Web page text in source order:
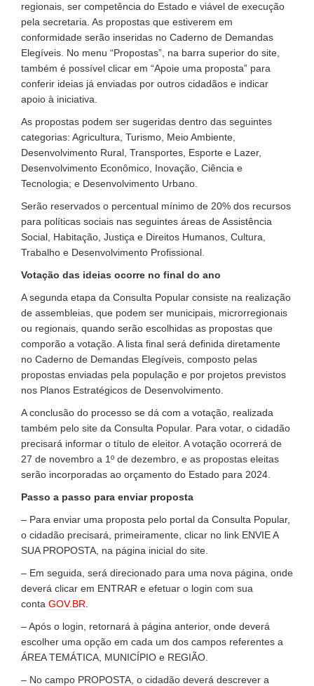
regionais, ser competência do Estado e viável de execução
pela secretaria. As propostas que estiverem em
conformidade serão inseridas no Caderno de Demandas
Elegíveis. No menu “Propostas”, na barra superior do site,
também é possível clicar em “Apoie uma proposta” para
conferir ideias já enviadas por outros cidadãos e indicar
apoio à iniciativa.
As propostas podem ser sugeridas dentro das seguintes
categorias: Agricultura, Turismo, Meio Ambiente,
Desenvolvimento Rural, Transportes, Esporte e Lazer,
Desenvolvimento Econômico, Inovação, Ciência e
Tecnologia; e Desenvolvimento Urbano.
Serão reservados o percentual mínimo de 20% dos recursos
para políticas sociais nas seguintes áreas de Assistência
Social, Habitação, Justiça e Direitos Humanos, Cultura,
Trabalho e Desenvolvimento Profissional.
Votação das ideias ocorre no final do ano
A segunda etapa da Consulta Popular consiste na realização
de assembleias, que podem ser municipais, microrregionais
ou regionais, quando serão escolhidas as propostas que
comporão a votação. A lista final será definida diretamente
no Caderno de Demandas Elegíveis, composto pelas
propostas enviadas pela população e por projetos previstos
nos Planos Estratégicos de Desenvolvimento.
A conclusão do processo se dá com a votação, realizada
também pelo site da Consulta Popular. Para votar, o cidadão
precisará informar o título de eleitor. A votação ocorrerá de
27 de novembro a 1º de dezembro, e as propostas eleitas
serão incorporadas ao orçamento do Estado para 2024.
Passo a passo para enviar proposta
– Para enviar uma proposta pelo portal da Consulta Popular,
o cidadão precisará, primeiramente, clicar no link ENVIE A
SUA PROPOSTA, na página inicial do site.
– Em seguida, será direcionado para uma nova página, onde
deverá clicar em ENTRAR e efetuar o login com sua
conta GOV.BR
– Após o login, retornará à página anterior, onde deverá
escolher uma opção em cada um dos campos referentes a
ÁREA TEMÁTICA, MUNICÍPIO e REGIÃO.
– No campo PROPOSTA, o cidadão deverá descrever a